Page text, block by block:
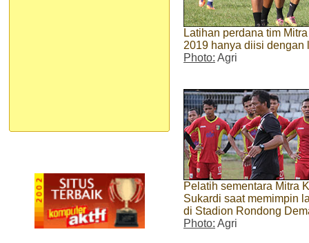
Latihan perdana tim
2019 hanya diisi dengan
Photo: Agri
Pelatih sementara Mitra
Sukardi saat memimpin
di Stadion Rondong
Photo: Agri